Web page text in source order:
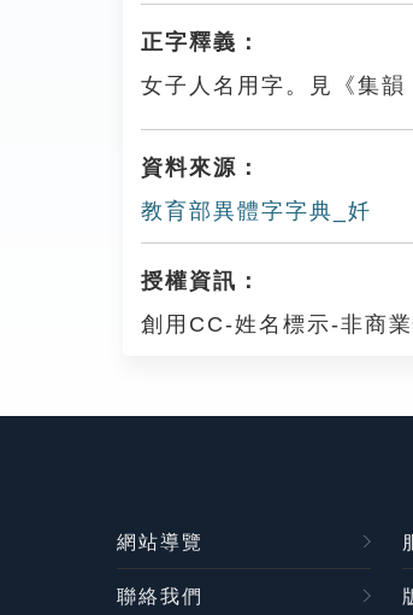
正字釋義：
女子人名用字。見《集韻
資料來源：
教育部異體字字典_奷
授權資訊：
創用CC-姓名標示-非商
網站導覽
聯絡我們